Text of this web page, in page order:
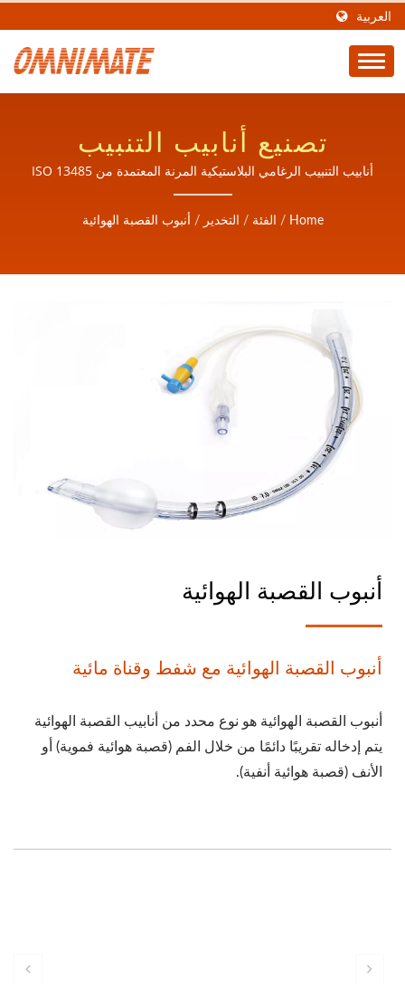
العربية
تصنيع أنابيب التنبيب
الرغامي الاحترافية بتصميم
متقدم للشفط وقناة الماء
أنابيب التنبيب الرغامي البلاستيكية المرنة المعتمدة من ISO 13485
لإدارة مجرى الهواء بشكل آمن في تطبيقات التخدير والرعاية
الحرجة
Home
/ الفئة / التخدير / أنبوب القصبة الهوائية
أنبوب القصبة الهوائية
أنبوب القصبة الهوائية مع شفط وقناة مائية
أنبوب القصبة الهوائية هو نوع محدد من أنابيب القصبة الهوائية
يتم إدخاله تقريبًا دائمًا من خلال الفم (قصبة هوائية فموية) أو
الأنف (قصبة هوائية أنفية).